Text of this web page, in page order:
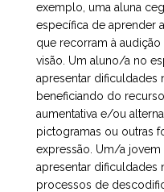
exemplo, uma aluna
específica de aprender
que recorram à
visão. Um aluno/a no
apresentar dificuldades
beneficiando do
aumentativa e/ou
pictogramas ou outras
expressão. Um/a
apresentar dificuldades
processos de